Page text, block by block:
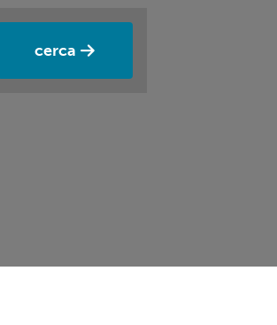
cerca